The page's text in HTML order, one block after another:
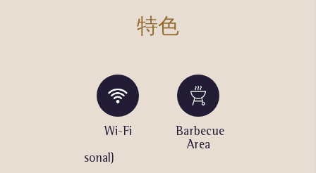
特色
(Outdoor/Seasonal)
Wi-Fi
Barbecue
Area